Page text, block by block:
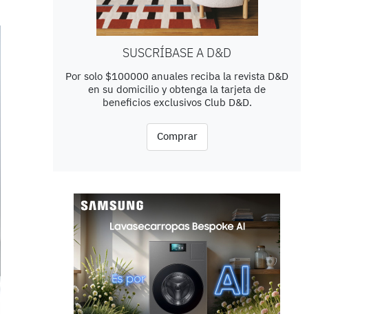
SUSCRÍBASE A D&D
Por solo $100000 anuales reciba la revista D&D
en su domicilio y obtenga la tarjeta de
beneficios exclusivos Club D&D.
Comprar